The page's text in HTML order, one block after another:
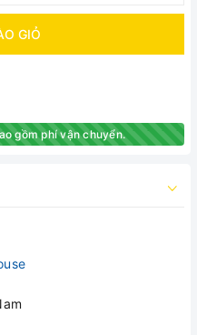
GIỎ
gồm phí vận chuyển.